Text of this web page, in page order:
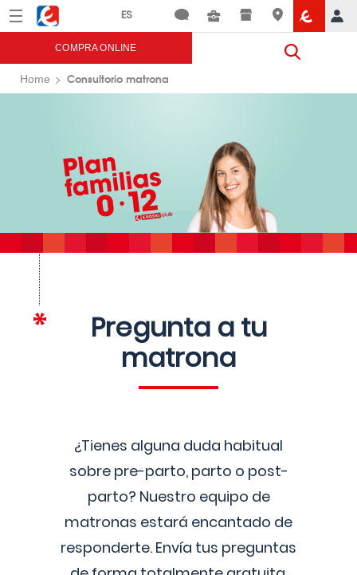
Menú Eroski
COMPRA ONLINE
Home Consultorio matrona
Pregunta a tu
matrona
¿Tienes alguna duda habitual
sobre pre-parto, parto o post-
parto? Nuestro equipo de
matronas estará encantado de
responderte. Envía tus preguntas